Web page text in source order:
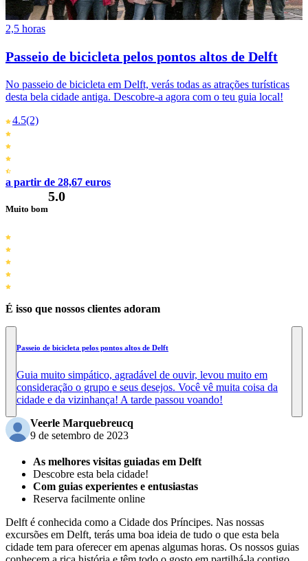
2,5 horas
Passeio de bicicleta pelos pontos altos de Delft
No passeio de bicicleta em Delft, verás todas as atrações turísticas
desta bela cidade antiga. Descobre-a agora com o teu guia local!
4.5(2)
a partir de 28,67 euros
Muito bom
5.0
É isso que nossos clientes adoram
Passeio de bicicleta pelos pontos altos de Delft
Guia muito simpático, agradável de ouvir, levou muito em
consideração o grupo e seus desejos. Você vê muita coisa da
cidade e da vizinhança! A tarde passou voando!
Veerle Marquebreucq
9 de setembro de 2023
As melhores visitas guiadas em Delft
Descobre esta bela cidade!
Com guias experientes e entusiastas
Reserva facilmente online
Delft é conhecida como a Cidade dos Príncipes. Nas nossas
excursões em Delft, terás uma boa ideia de tudo o que esta bela
cidade tem para oferecer em apenas algumas horas. Os nossos guias